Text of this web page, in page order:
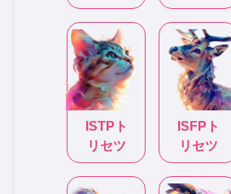
ISTP ト
リセツ
ISFP ト
リセツ